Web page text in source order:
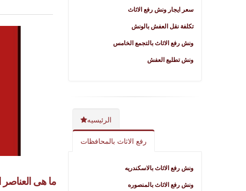
ما هى العناصر
سعر ايجار ونش رفع الاثاث
تكلفة نقل العفش بالونش
ونش رفع الاثاث بالتجمع الخامس
ونش تطليع العفش
الرئيسيه
رفع الاثاث بالمحافظات
ونش رفع الاثاث بالاسكندريه
ونش رفع الاثاث بالمنصوره